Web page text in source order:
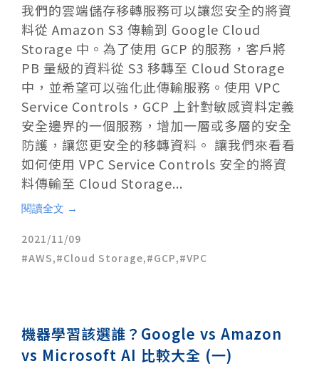
我們的雲端儲存移轉服務可以讓您安全的將資
料從 Amazon S3 傳輸到 Google Cloud
Storage 中。為了使用 GCP 的服務，客戶將
PB 量級的資料從 S3 移轉至 Cloud Storage
中，並希望可以強化此傳輸服務。使用 VPC
Service Controls，GCP 上針對敏感資料定義
安全邊界的一個服務，增加一層或多層的安全
防護，讓您更安全的移轉資料。 讓我們來看看
如何使用 VPC Service Controls 安全的將資
料傳輸至 Cloud Storage...
閱讀全文 →
2021/11/09
AWS, Cloud Storage, GCP, VPC
機器學習該選誰？Google vs Amazon
vs Microsoft AI 比較大全 (一)